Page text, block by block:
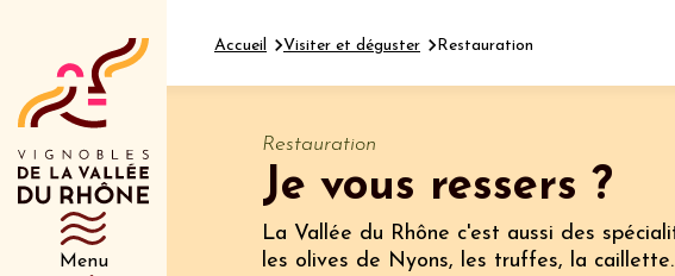
Menu
Département Type d’événement
Accueil Visiter et déguster Restauration
Restauration
Je vous ressers ?
La Vallée du Rhône c'est aussi des
les olives de Nyons, les truffes, la